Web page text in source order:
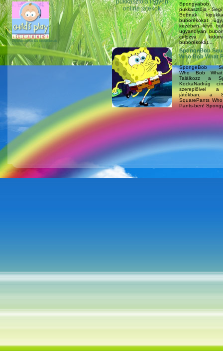
Gyerekeknek és picuroknak
Spongyabob
pukkasztója -
Bobnak
buborékokat
kezében lévő
ugyanolyan
célozva
buborékokat....
SpongeBob
Who Bob What
SpongeBob
Who Bob
Találkozz a
KockaNadrág
szereplőivel a
játékban, a
SquarePants
Pants-ben!